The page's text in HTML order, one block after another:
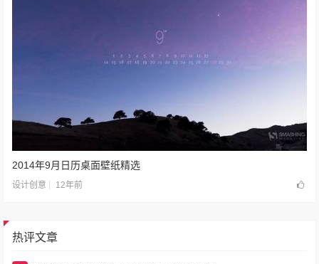
2014年9月日历桌面壁纸精选
设计创意 12年前
热评文章